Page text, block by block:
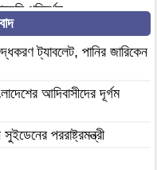
পরিদর্শন
বাদীর পরিবারকে হুমকি-
হত্যার অভিযোগপত্র দাখিল
অনুষ্ঠিত
আন্দোলন: রেদোয়ান মাজহারি
চেষ্টার অভিযোগে
ট্যাবলেট, পানির জারিকেন
আদিবাসীদের দূর্গম
পররাষ্ট্রমন্ত্রী